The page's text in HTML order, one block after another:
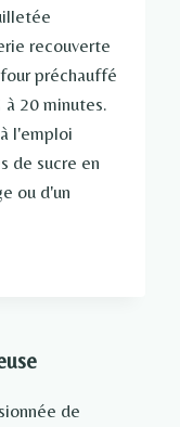
recouverte
préchauffé
à 20 minutes.
l'emploi
de sucre en
ou d'un
de